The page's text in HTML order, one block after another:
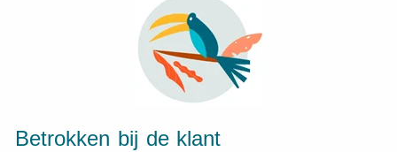
Betrokken bij de klant